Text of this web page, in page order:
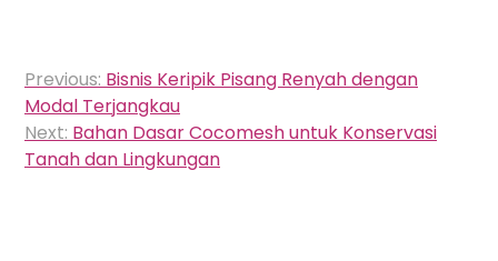
Navigasi
pos
Previous: Bisnis Keripik Pisang Renyah dengan
Modal Terjangkau
Next: Bahan Dasar Cocomesh untuk Konservasi
Tanah dan Lingkungan